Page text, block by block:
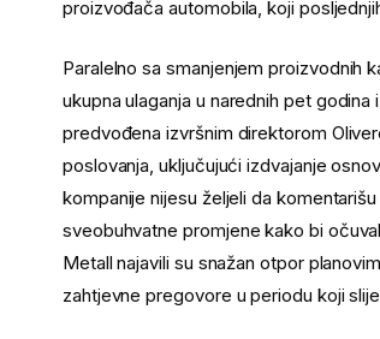
proizvođača automobila, koji
Paralelno sa smanjenjem proizvodnih
ukupna ulaganja u narednih pet
predvođena izvršnim direktorom
poslovanja, uključujući izdvajanje
kompanije nijesu željeli da
sveobuhvatne promjene kako bi
Metall najavili su snažan otpor
zahtjevne pregovore u periodu koji